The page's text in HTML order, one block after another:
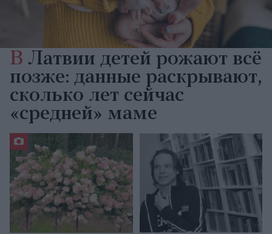
В Латвии детей рожают всё
позже: данные раскрывают,
сколько лет сейчас
«средней» маме